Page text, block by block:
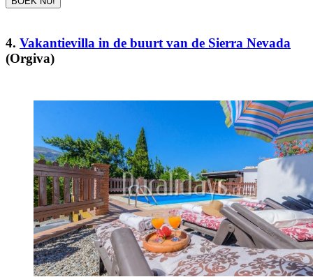
4. Vakantievilla in de buurt van de Sierra Nevada
(Orgiva)